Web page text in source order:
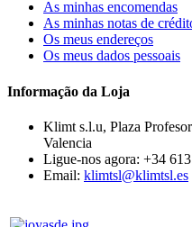
As minhas encomendas
As minhas notas de
Os meus endereços
Os meus dados pessoais
Informação da Loja
Klimt s.l.u, Plaza
Valencia
Ligue-nos agora: +34
Email: klimtsl@klimtsl.es